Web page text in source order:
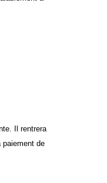
Il rentrera
paiement de